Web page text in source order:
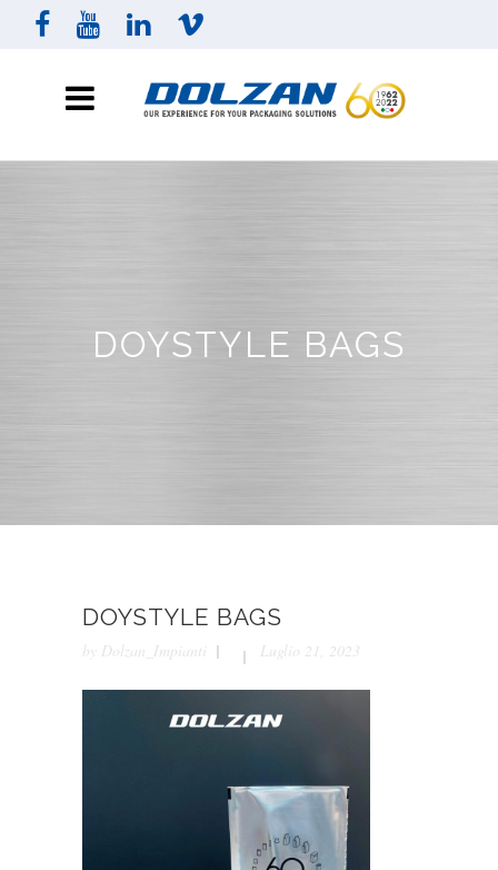
DOYSTYLE BAGS
DOYSTYLE BAGS
by Dolzan_Impianti Luglio 21, 2023